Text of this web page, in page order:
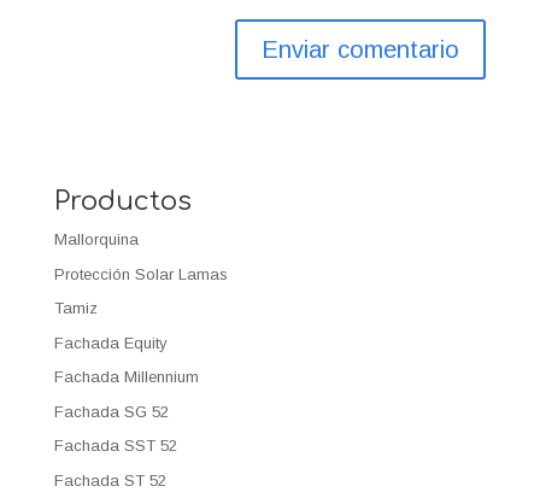
Productos
Mallorquina
Protección Solar Lamas
Tamiz
Fachada Equity
Fachada Millennium
Fachada SG 52
Fachada SST 52
Fachada ST 52